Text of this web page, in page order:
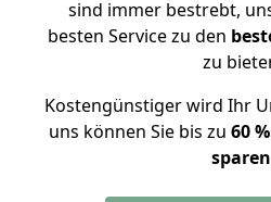
sind immer bestrebt,
besten Service zu den
zu
Kostengünstiger wird Ihr
uns können Sie bis zu 60
sparen